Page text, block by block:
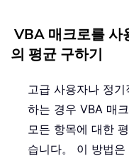
VBA 매크로를 사
의 평균 구하기
고급 사용자나 정
하는 경우 VBA 매
모든 항목에 대한
습니다。 이 방법